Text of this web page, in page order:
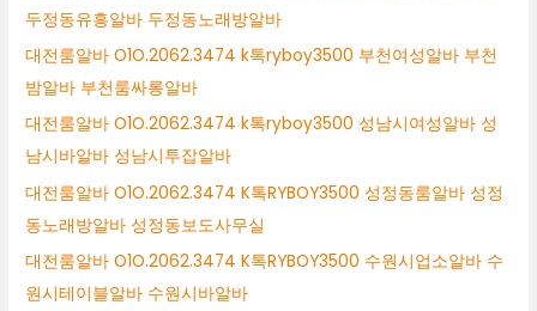
두정동유흥알바 두정동노래방알바
대전룸알바 O1O.2062.3474 k톡ryboy3500 부천여성알바 부천
밤알바 부천룸싸롱알바
대전룸알바 O1O.2062.3474 k톡ryboy3500 성남시여성알바 성
남시바알바 성남시투잡알바
대전룸알바 O1O.2062.3474 K톡RYBOY3500 성정동룸알바 성정
동노래방알바 성정동보도사무실
대전룸알바 O1O.2062.3474 K톡RYBOY3500 수원시업소알바 수
원시테이블알바 수원시바알바